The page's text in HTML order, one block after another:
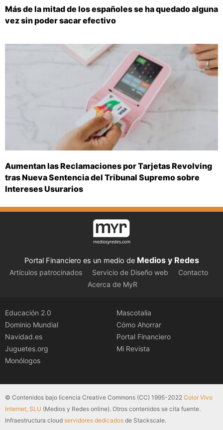
Más de la mitad de los españoles se ha quedado alguna
vez sin poder sacar efectivo
Aumentan las Reclamaciones por Tarjetas Revolving
tras Nueva Sentencia del Tribunal Supremo sobre
Intereses Usurarios
Portal Financiero es un medio de Medios y Redes
Artículos patrocinados Servicio de Diseño web
Contacto
Acerca de MyR
Educación 2.0
Dominio Mundial
Navidad.es
Juguetes.org
Monólogos
Mascotalia
Cómo Ahorrar
Portal Financiero
Mi Revista
© Contenidos bajo licencia Creative Commons (CC) 1995-2022 Color Vivo
Internet, SLU (Medios y Redes online). Otros contenidos se cita fuente.
Infraestructura cloud servidores dedicados de Stackscale.